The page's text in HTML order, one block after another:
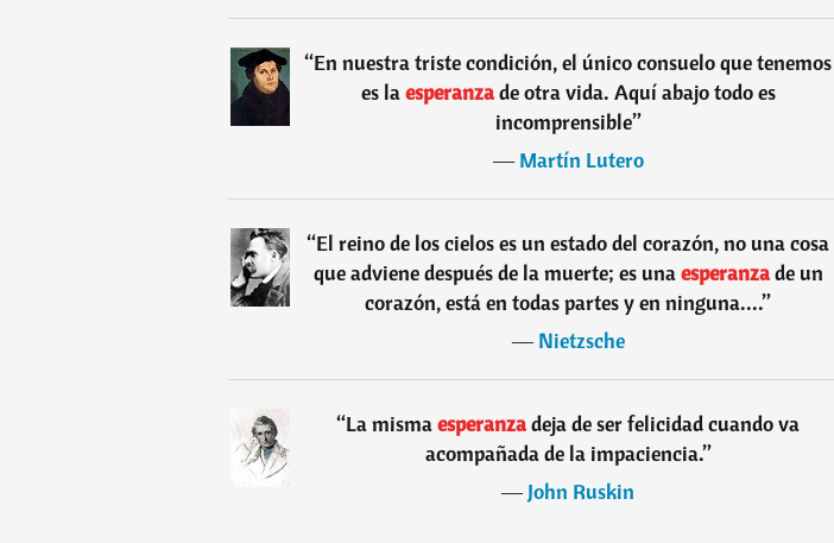
“En nuestra triste condición, el único consuelo que tenemos
es laesperanzade otra vida. Aquí abajo todo es
incomprensible”
―Martín Lutero
“El reino de los cielos es un estado del corazón, no una cosa
que adviene después de la muerte; es unaesperanzade un
corazón, está en todas partes y en ninguna....”
―Nietzsche
“La mismaesperanzadeja de ser felicidad cuando va
acompañada de la impaciencia.”
―John Ruskin